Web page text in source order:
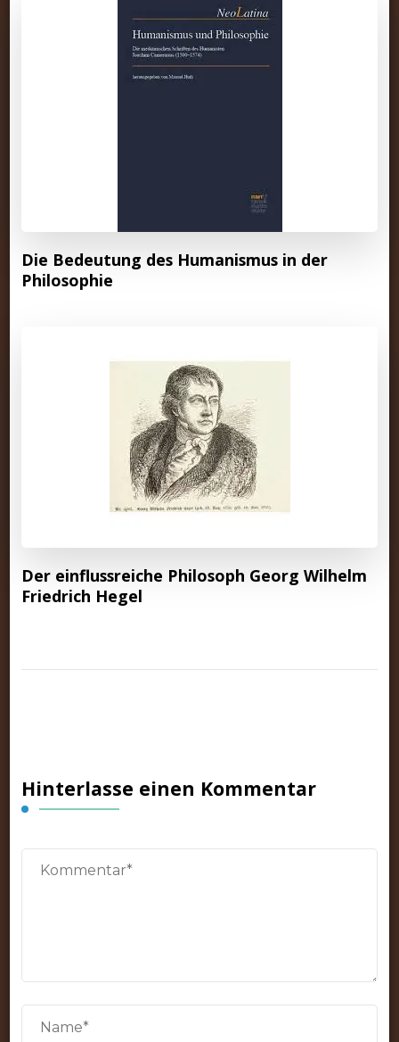
Die Bedeutung des Humanismus in der
Philosophie
Der einflussreiche Philosoph Georg Wilhelm
Friedrich Hegel
Hinterlasse einen Kommentar